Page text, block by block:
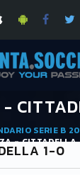
SERIE B
- CITTADELLA
1-0